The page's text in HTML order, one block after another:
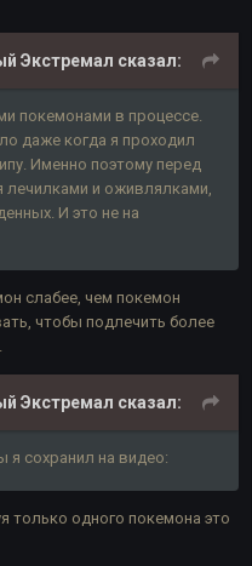
Экстремал сказал:
покемонами в процессе.
даже когда я проходил
Именно поэтому перед
лечилками и оживлялками,
И это не на
слабее, чем покемон
чтобы подлечить более
Экстремал сказал:
я сохранил на видео:
только одного покемона это